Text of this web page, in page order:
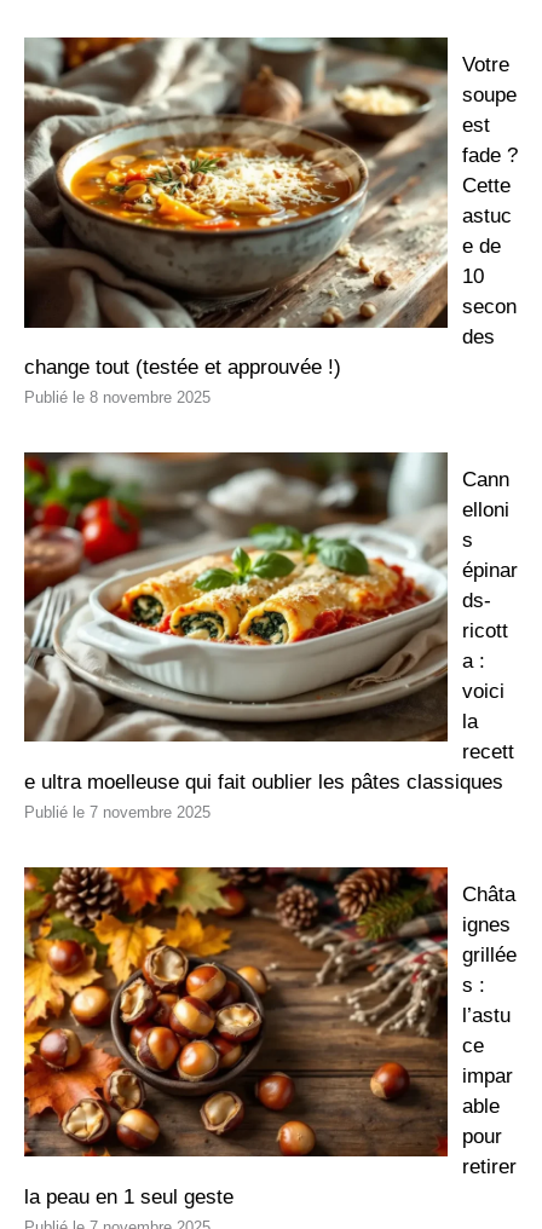
Votre
soupe
est
fade ?
Cette
astuc
e de
10
secon
des
change tout (testée et approuvée !)
8 novembre 2025
Cann
elloni
s
épinar
ds-
ricott
a :
voici
la
recett
e ultra moelleuse qui fait oublier les pâtes classiques
7 novembre 2025
Châta
ignes
grillée
s :
l’astu
ce
impar
able
pour
retirer
la peau en 1 seul geste